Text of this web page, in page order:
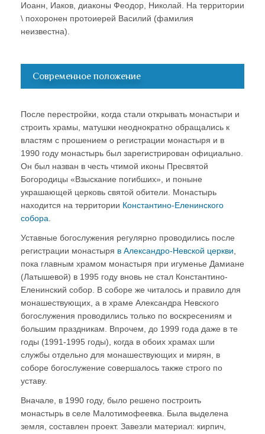
Иоанн, Иаков, диаконы Феодор, Николай. На территории
\ похоронен протоиерей Василий (фамилия
неизвестна).
Современное положение
После перестройки, когда стали открывать монастыри и
строить храмы, матушки неоднократно обращались к
властям с прошением о регистрации монастыря и в
1990 году монастырь был зарегистрирован официально.
Он был назван в честь чтимой иконы Пресвятой
Богородицы «Взыскание погибших», и поныне
украшающей церковь святой обители. Монастырь
находится на территории Константино-Еленинского
собора.
Уставные богослужения регулярно проводились после
регистрации монастыря в Александро-Невской церкви,
пока главным храмом монастыря при игуменье Дамиане
(Латышевой) в 1995 году вновь не стал Константино-
Еленинский собор. В соборе же читалось и правило для
монашествующих, а в храме Александра Невского
богослужения проводились только по воскресениям и
большим праздникам. Впрочем, до 1999 года даже в те
годы (1991-1995 годы), когда в обоих храмах шли
службы отдельно для монашествующих и мирян, в
соборе богослужение совершалось также строго по
уставу.
Вначале, в 1990 году, было решено построить
монастырь в селе Малотимофеевка. Была выделена
земля, составлен проект. Завезли материал: кирпич,